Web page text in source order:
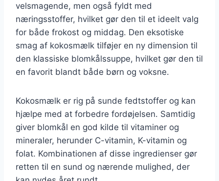
velsmagende, men også fyldt med
næringsstoffer, hvilket gør den til et ideelt valg
for både frokost og middag. Den eksotiske
smag af kokosmælk tilføjer en ny dimension til
den klassiske blomkålssuppe, hvilket gør den til
en favorit blandt både børn og voksne.
Kokosmælk er rig på sunde fedtstoffer og kan
hjælpe med at forbedre fordøjelsen. Samtidig
giver blomkål en god kilde til vitaminer og
mineraler, herunder C-vitamin, K-vitamin og
folat. Kombinationen af disse ingredienser gør
retten til en sund og nærende mulighed, der